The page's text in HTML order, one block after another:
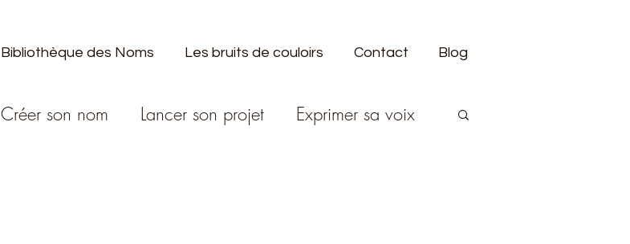
Bibliothèque des Noms Les bruits de couloirs Contact Blog
Créer son nom Lancer son projet Exprimer sa voix